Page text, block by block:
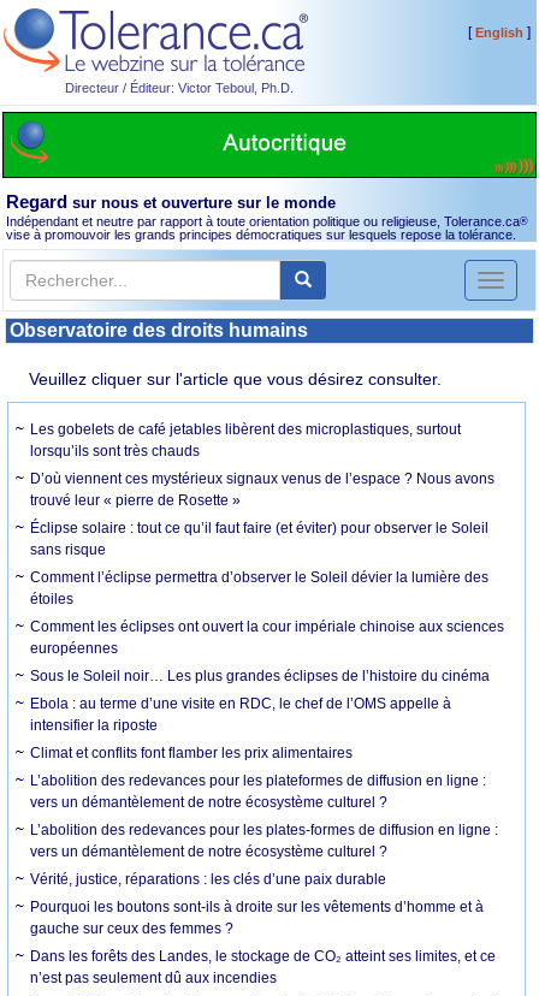
Directeur / Éditeur: Victor Teboul, Ph.D.
[English ]
Regard sur nous et ouverture sur le monde
Indépendant et neutre par rapport à toute orientation politique ou religieuse, Tolerance.ca®
vise à promouvoir les grands principes démocratiques sur lesquels repose la tolérance.
Toggle
Observatoire des droits humains
Veuillez cliquer sur l'article que vous désirez consulter.
Les gobelets de café jetables libèrent des microplastiques, surtout
lorsqu’ils sont très chauds
D’où viennent ces mystérieux signaux venus de l’espace ? Nous avons
trouvé leur « pierre de Rosette »
Éclipse solaire : tout ce qu’il faut faire (et éviter) pour observer le Soleil
sans risque
Comment l’éclipse permettra d’observer le Soleil dévier la lumière des
étoiles
Comment les éclipses ont ouvert la cour impériale chinoise aux sciences
européennes
Sous le Soleil noir… Les plus grandes éclipses de l’histoire du cinéma
Ebola : au terme d’une visite en RDC, le chef de l’OMS appelle à
intensifier la riposte
Climat et conflits font flamber les prix alimentaires
L’abolition des redevances pour les plateformes de diffusion en ligne :
vers un démantèlement de notre écosystème culturel ?
L’abolition des redevances pour les plates-formes de diffusion en ligne :
vers un démantèlement de notre écosystème culturel ?
Vérité, justice, réparations : les clés d’une paix durable
Pourquoi les boutons sont-ils à droite sur les vêtements d’homme et à
gauche sur ceux des femmes ?
Dans les forêts des Landes, le stockage de CO₂ atteint ses limites, et ce
n’est pas seulement dû aux incendies